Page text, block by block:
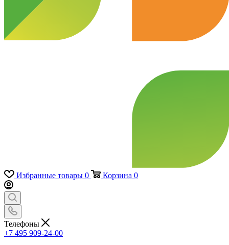
Избранные товары 0 Корзина 0
Телефоны
+7 495 909-24-00